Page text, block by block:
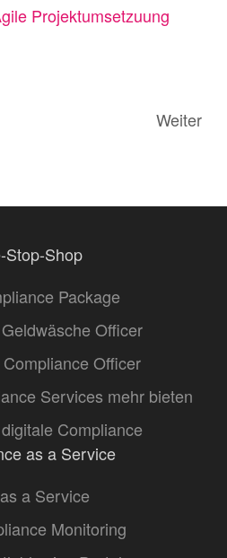
Projektumsetzuung
Weiter
Stop-Shop
Package
Officer
Officer
Services mehr bieten
Compliance
as a Service
a Service
Monitoring